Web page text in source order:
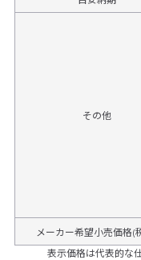
その他
メーカー希望小売価格(
表示価格は代表的な